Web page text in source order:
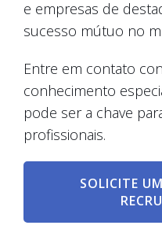
e empresas de
sucesso mútuo no
Entre em contato
conhecimento
pode ser a chave
profissionais.
SOLICITE